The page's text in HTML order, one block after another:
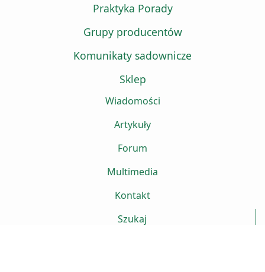
Praktyka Porady
Grupy producentów
Komunikaty sadownicze
Sklep
Wiadomości
Artykuły
Forum
Multimedia
Kontakt
Szukaj